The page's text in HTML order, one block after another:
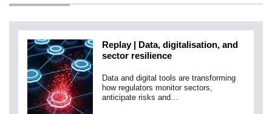
Replay | Data, digitalisation, and
sector resilience
Data and digital tools are transforming
how regulators monitor sectors,
anticipate risks and…